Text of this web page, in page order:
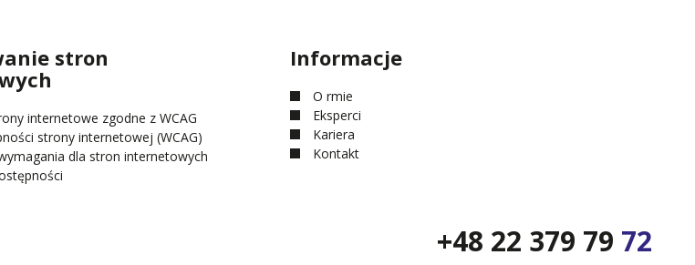
stron
internetowe zgodne z WCAG
strony internetowej (WCAG)
dla stron internetowych
Informacje
O firmie
Eksperci
Kariera
Kontakt
+48 22 379 79 72